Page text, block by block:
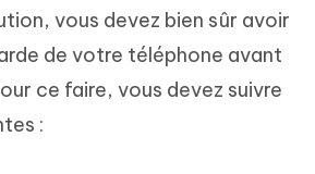
vous devez bien sûr avoir
de votre téléphone avant
ce faire, vous devez suivre
: